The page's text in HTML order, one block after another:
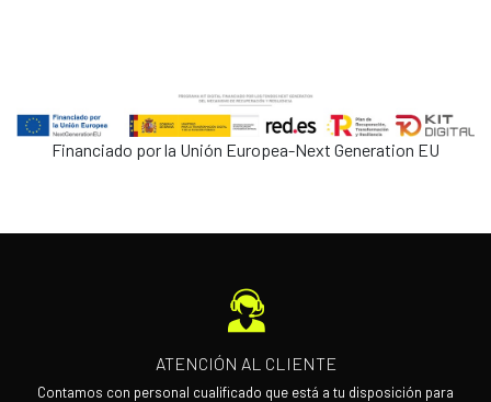
Financiado por la Unión Europea-Next Generation EU
ATENCIÓN AL CLIENTE
Contamos con personal cualificado que está a tu disposición para